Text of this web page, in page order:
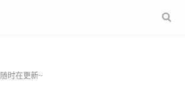
随时在更新~